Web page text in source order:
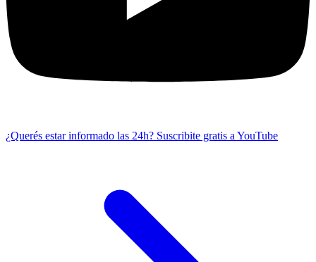
¿Querés estar informado las 24h? Suscribite gratis a YouTube